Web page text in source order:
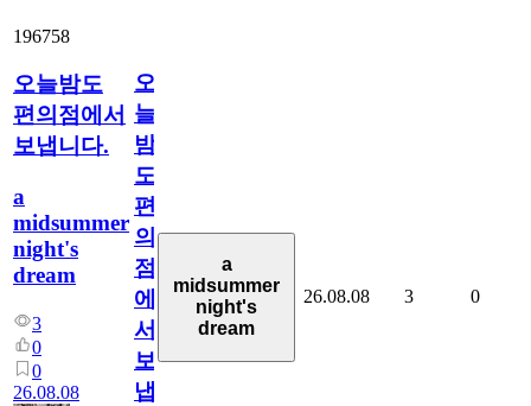
196758
오늘밤도
편의점에서
보냅니다.
a
midsummer
night's
dream
3
0
0
26.08.08
오
늘
밤
도
편
의
점
에
서
보
냅
a
midsummer
night's
dream
26.08.08 3 0